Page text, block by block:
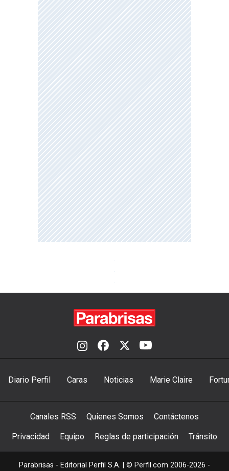
Diario Perfil Caras Noticias Marie Claire
Canales RSS Quienes Somos Contáctenos
Privacidad Equipo Reglas de participación Tránsito
Parabrisas - Editorial Perfil S.A. | © Perfil.com 2006-2026 -